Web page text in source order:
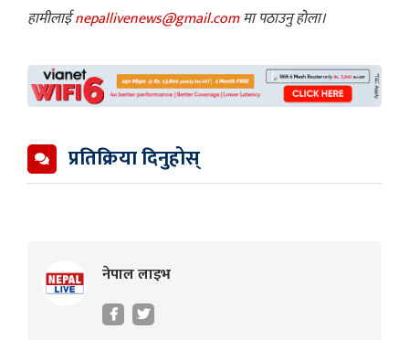
हामीलाईnepallivenews@gmail.comमा पठाउनु होला।
प्रतिक्रिया दिनुहोस्
नेपाल लाइभ